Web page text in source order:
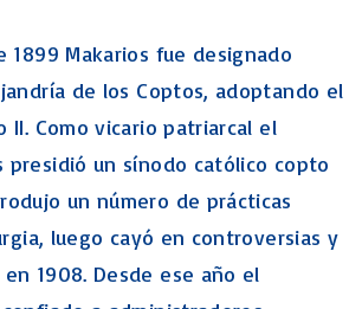
1899 Makarios fue designado
de los Coptos, adoptando el
II. Como vicario patriarcal el
presidió un sínodo católico copto
un número de prácticas
luego cayó en controversias y
1908. Desde ese año el